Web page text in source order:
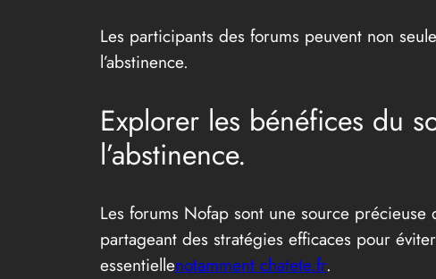
Les participants des forums peuvent non
l’abstinence.
Explorer les bénéfices du
l’abstinence.
Les forums Nofap sont une source
partageant des stratégies efficaces pour
essentiellenotamment chatete.fr.